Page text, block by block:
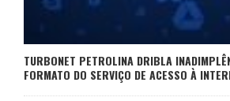
TURBONET PETROLINA DRIBLA
FORMATO DO SERVIÇO DE ACESSO À